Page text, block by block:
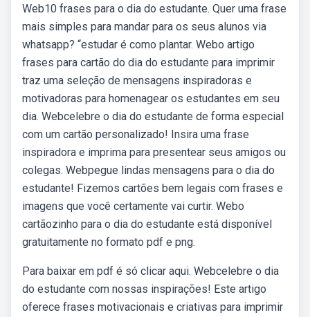
Web10 frases para o dia do estudante. Quer uma frase
mais simples para mandar para os seus alunos via
whatsapp? “estudar é como plantar. Webo artigo
frases para cartão do dia do estudante para imprimir
traz uma seleção de mensagens inspiradoras e
motivadoras para homenagear os estudantes em seu
dia. Webcelebre o dia do estudante de forma especial
com um cartão personalizado! Insira uma frase
inspiradora e imprima para presentear seus amigos ou
colegas. Webpegue lindas mensagens para o dia do
estudante! Fizemos cartões bem legais com frases e
imagens que você certamente vai curtir. Webo
cartãozinho para o dia do estudante está disponível
gratuitamente no formato pdf e png.
Para baixar em pdf é só clicar aqui. Webcelebre o dia
do estudante com nossas inspirações! Este artigo
oferece frases motivacionais e criativas para imprimir